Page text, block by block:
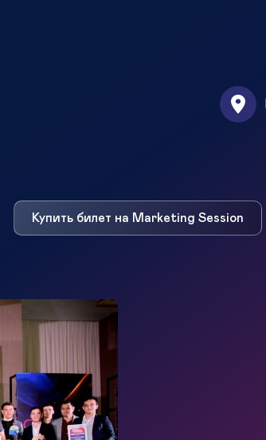
Купить билет на Marketing Session